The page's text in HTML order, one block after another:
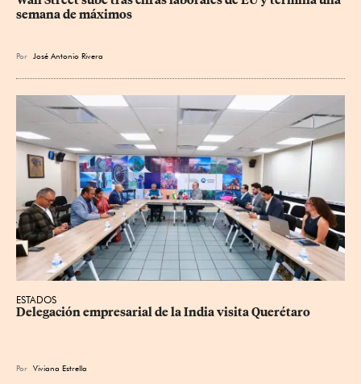
semana de máximos
Por José Antonio Rivera
ESTADOS
Delegación empresarial de la India visita Querétaro
Por Viviana Estrella